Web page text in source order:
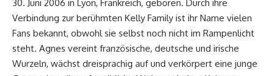
30. Juni 2006 in Lyon, Frankreich, geboren. Durch ihre
Verbindung zur berühmten Kelly Family ist ihr Name vielen
Fans bekannt, obwohl sie selbst noch nicht im Rampenlicht
steht. Agnes vereint französische, deutsche und irische
Wurzeln, wächst dreisprachig auf und verkörpert eine junge